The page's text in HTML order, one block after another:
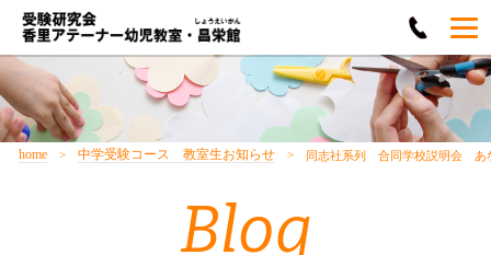
home 中学受験コース 教室生お知らせ 同志社系列 合同学校説明会 あ
Blog